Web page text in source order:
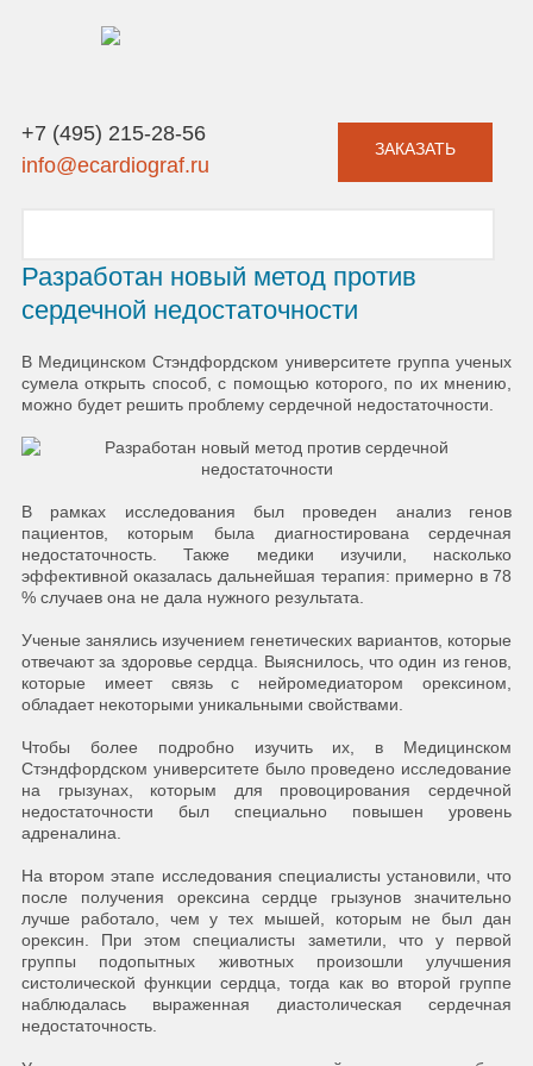
+7 (495) 215-28-56
info@ecardiograf.ru
ЗАКАЗАТЬ
Разработан новый метод против
сердечной недостаточности
В Медицинском Стэндфордском университете группа ученых
сумела открыть способ, с помощью которого, по их мнению,
можно будет решить проблему сердечной недостаточности.
В рамках исследования был проведен анализ генов
пациентов, которым была диагностирована сердечная
недостаточность. Также медики изучили, насколько
эффективной оказалась дальнейшая терапия: примерно в 78
% случаев она не дала нужного результата.
Ученые занялись изучением генетических вариантов, которые
отвечают за здоровье сердца. Выяснилось, что один из генов,
которые имеет связь с нейромедиатором орексином,
обладает некоторыми уникальными свойствами.
Чтобы более подробно изучить их, в Медицинском
Стэндфордском университете было проведено исследование
на грызунах, которым для провоцирования сердечной
недостаточности был специально повышен уровень
адреналина.
На втором этапе исследования специалисты установили, что
после получения орексина сердце грызунов значительно
лучше работало, чем у тех мышей, которым не был дан
орексин. При этом специалисты заметили, что у первой
группы подопытных животных произошли улучшения
систолической функции сердца, тогда как во второй группе
наблюдалась выраженная диастолическая сердечная
недостаточность.